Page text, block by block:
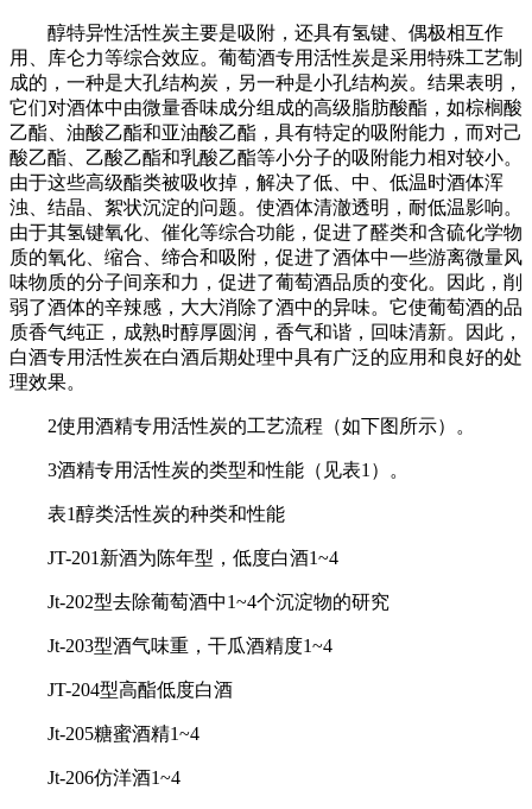
醇特异性活性炭主要是吸附，还具有氢键、偶极相互作
用、库仑力等综合效应。葡萄酒专用活性炭是采用特殊工艺制
成的，一种是大孔结构炭，另一种是小孔结构炭。结果表明，
它们对酒体中由微量香味成分组成的高级脂肪酸酯，如棕榈酸
乙酯、油酸乙酯和亚油酸乙酯，具有特定的吸附能力，而对己
酸乙酯、乙酸乙酯和乳酸乙酯等小分子的吸附能力相对较小。
由于这些高级酯类被吸收掉，解决了低、中、低温时酒体浑
浊、结晶、絮状沉淀的问题。使酒体清澈透明，耐低温影响。
由于其氢键氧化、催化等综合功能，促进了醛类和含硫化学物
质的氧化、缩合、缔合和吸附，促进了酒体中一些游离微量风
味物质的分子间亲和力，促进了葡萄酒品质的变化。因此，削
弱了酒体的辛辣感，大大消除了酒中的异味。它使葡萄酒的品
质香气纯正，成熟时醇厚圆润，香气和谐，回味清新。因此，
白酒专用活性炭在白酒后期处理中具有广泛的应用和良好的处
理效果。
2使用酒精专用活性炭的工艺流程（如下图所示）。
3酒精专用活性炭的类型和性能（见表1）。
表1醇类活性炭的种类和性能
JT-201新酒为陈年型，低度白酒1~4
Jt-202型去除葡萄酒中1~4个沉淀物的研究
Jt-203型酒气味重，干瓜酒精度1~4
JT-204型高酯低度白酒
Jt-205糖蜜酒精1~4
Jt-206仿洋酒1~4